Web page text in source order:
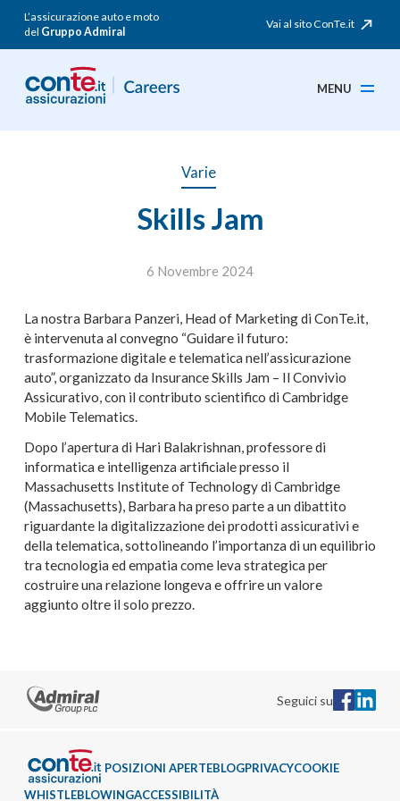
L’assicurazione auto e moto
del Gruppo Admiral
Vai al sito ConTe.it
MENU
Varie
Skills Jam
6 Novembre 2024
La nostra Barbara Panzeri, Head of Marketing di ConTe.it,
è intervenuta al convegno “Guidare il futuro:
trasformazione digitale e telematica nell’assicurazione
auto”, organizzato da Insurance Skills Jam – Il Convivio
Assicurativo, con il contributo scientifico di Cambridge
Mobile Telematics.
Dopo l’apertura di Hari Balakrishnan, professore di
informatica e intelligenza artificiale presso il
Massachusetts Institute of Technology di Cambridge
(Massachusetts), Barbara ha preso parte a un dibattito
riguardante la digitalizzazione dei prodotti assicurativi e
della telematica, sottolineando l’importanza di un equilibrio
tra tecnologia ed empatia come leva strategica per
costruire una relazione longeva e offrire un valore
aggiunto oltre il solo prezzo.
Seguici su
POSIZIONI APERTEBLOGPRIVACYCOOKIE
WHISTLEBLOWINGACCESSIBILITÀ